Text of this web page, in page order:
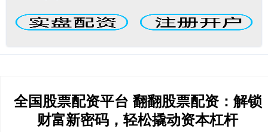
全国股票配资平台 翻翻股票配资：解锁
财富新密码，轻松撬动资本杠杆